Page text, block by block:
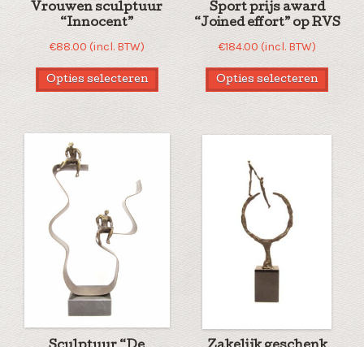
Vrouwen sculptuur
“Innocent”
€88.00 (incl. BTW)
Opties selecteren
Sport prijs award
“Joined effort” op RVS
€184.00 (incl. BTW)
Opties selecteren